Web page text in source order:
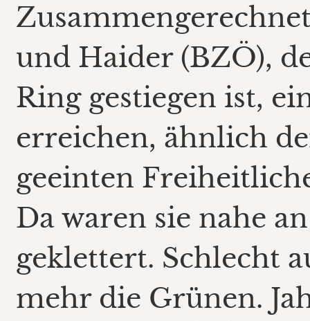
und Haider (BZÖ),
Ring gestiegen ist,
erreichen, ähnlich
geeinten
Da waren sie nahe
geklettert. Schlecht
mehr die Grünen.